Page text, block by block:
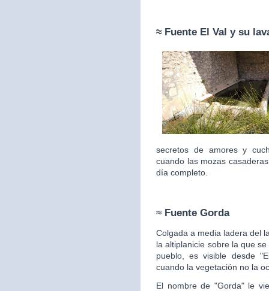
≈ Fuente El Val y su
secretos de amores y
cuando las mozas
día completo.
≈ Fuente Gorda
Colgada a media ladera del
la altiplanicie sobre la que se
pueblo, es visible desde
cuando la vegetación no la
El nombre de "Gorda" le